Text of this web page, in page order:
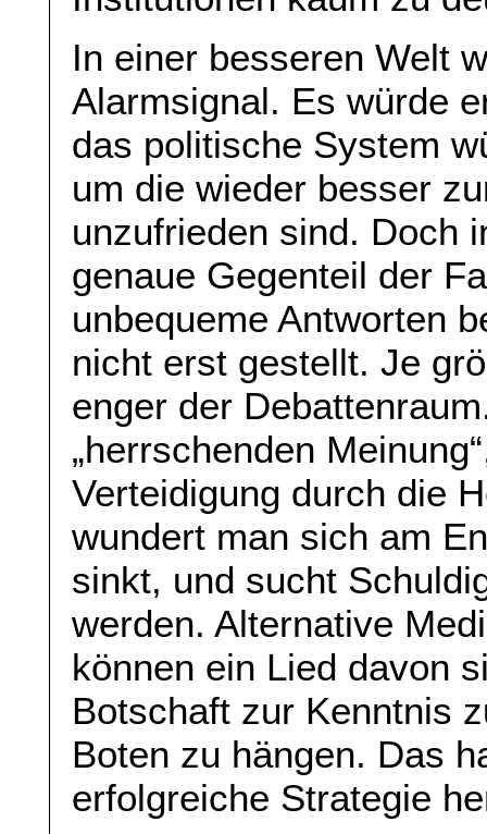
In einer besseren Welt
Alarmsignal. Es würde
das politische System
um die wieder besser
unzufrieden sind. Doch
genaue Gegenteil der
unbequeme Antworten
nicht erst gestellt. Je
enger der
„herrschenden
Verteidigung durch die
wundert man sich am
sinkt, und sucht
werden. Alternative
können ein Lied davon
Botschaft zur Kenntnis
Boten zu hängen. Das
erfolgreiche Strategie